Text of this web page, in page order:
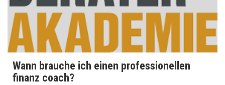
Wann brauche ich einen professionellen
finanz coach?